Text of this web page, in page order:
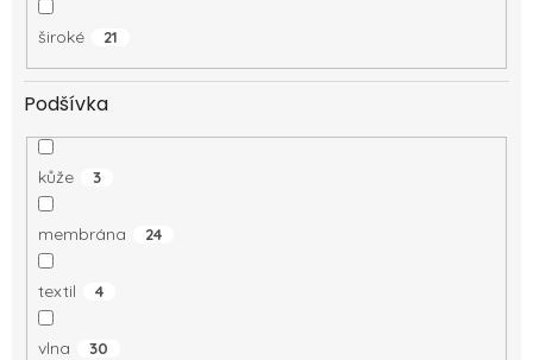
široké 21
Podšívka
kůže 3
membrána 24
textil 4
vlna 30